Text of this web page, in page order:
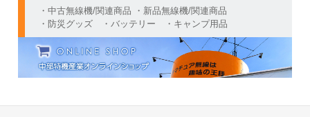
・中古無線機/関連商品 ・新品無線機/関連商品
・防災グッズ ・バッテリー ・キャンプ用品